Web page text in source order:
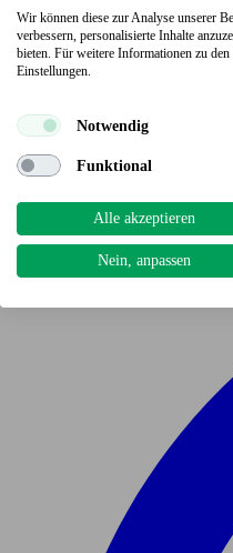
Wir können diese zur Analyse unserer
verbessern, personalisierte Inhalte
bieten. Für weitere Informationen zu
Einstellungen.
Notwendig
Funktional
Alle akzeptieren
Nein, anpassen